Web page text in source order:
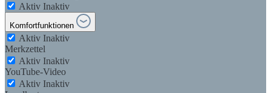
Aktiv Inaktiv
Komfortfunktionen
Aktiv Inaktiv
Merkzettel
Aktiv Inaktiv
YouTube-Video
Aktiv Inaktiv